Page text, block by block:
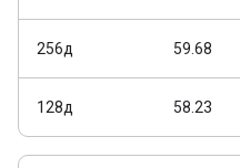
256д 59.68
128д 58.23